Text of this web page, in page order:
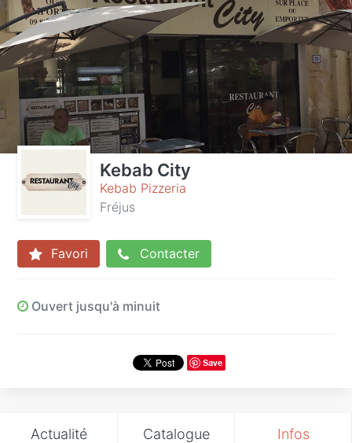
Kebab City
Kebab Pizzeria
Fréjus
Favori Contacter
Ouvert jusqu'à minuit
Save
Actualité Catalogue Infos